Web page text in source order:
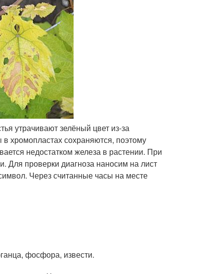
утрачивают зелёный цвет из-за
хромопластах сохраняются, поэтому
недостатком железа в растении. При
Для проверки диагноза наносим на лист
Через считанные часы на месте
фосфора, извести.